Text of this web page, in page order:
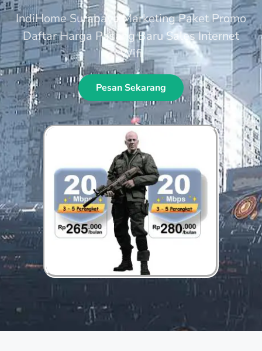
IndiHome Surabaya Marketing Paket Promo
Daftar Harga Pasang Baru Sales Internet
Wifi
Pesan Sekarang